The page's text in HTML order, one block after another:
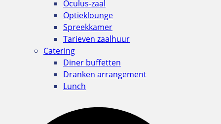
Oculus-zaal
Optieklounge
Spreekkamer
Tarieven zaalhuur
Catering
Diner buffetten
Dranken arrangement
Lunch